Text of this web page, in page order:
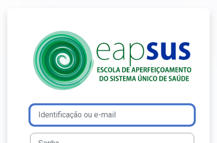
Avançar para criar nova conta
Identificação ou e-mail
Senha